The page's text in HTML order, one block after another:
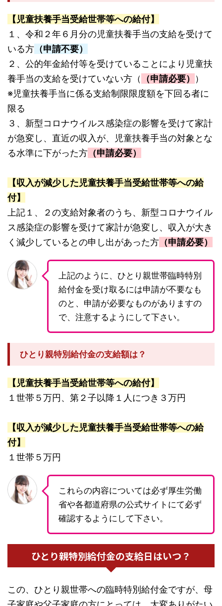
【児童扶養手当受給世帯等への給付】
１、令和２年６月分の児童扶養手当の支給を受けて
いる方 （申請不要）
２、公的年金給付等を受けていることにより児童扶
養手当の支給を受けていない方（
（申請必要）
）
※児童扶養手当に係る支給制限限度額を下回る者に
限る
３、新型コロナウイルス感染症の影響を受けて家計
が急変し、直近の収入が、児童扶養手当の対象とな
る水準に下がった方 （申請必要）
【収入が減少した児童扶養手当受給世帯等への給
付】
上記１、２の支給対象者のうち、新型コロナウイル
ス感染症の影響を受けて家計が急変し、収入が大き
く減少しているとの申し出があった方 （申請必要）
上記のように、ひとり親世帯臨時特別
給付金を受け取るには申請が不要なも
のと、申請が必要なものがありますの
で、注意するようにして下さい。
ひとり親特別給付金の支給額は？
【児童扶養手当受給世帯等への給付】
１世帯５万円、第２子以降１人につき３万円
【収入が減少した児童扶養手当受給世帯等への給
付】
１世帯５万円
これらの内容については必ず厚生労働
省や各都道府県の公式サイトにて必ず
確認するようにして下さい。
ひとり親特別給付金の支給日はいつ？
この、ひとり親世帯への臨時特別給付金ですが、母